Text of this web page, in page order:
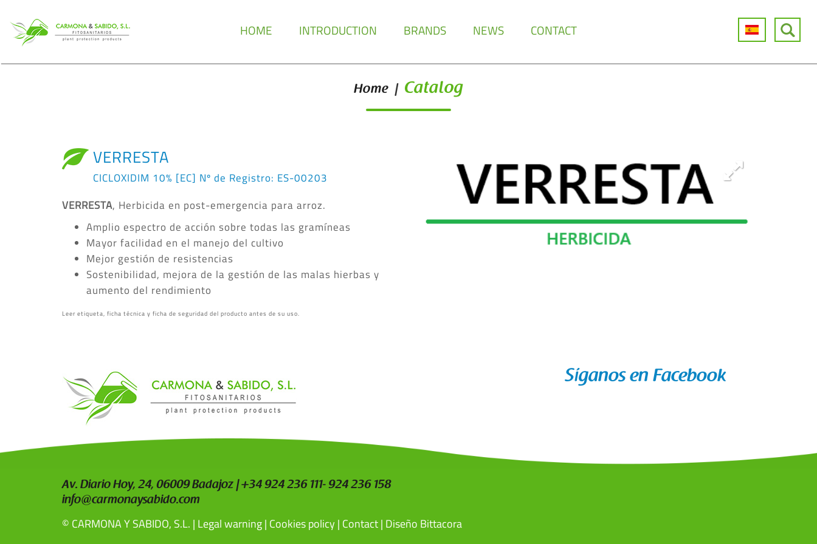
HOME INTRODUCTION BRANDS NEWS CONTACT
Home | Catalog
VERRESTA
CICLOXIDIM 10% [EC] Nº de Registro: ES-00203
VERRESTA, Herbicida en post-emergencia para arroz.
Amplio espectro de acción sobre todas las gramíneas
Mayor facilidad en el manejo del cultivo
Mejor gestión de resistencias
Sostenibilidad, mejora de la gestión de las malas hierbas y
aumento del rendimiento
Leer etiqueta, ficha técnica y ficha de seguridad del producto antes de su uso.
Síganos en Facebook
Av. Diario Hoy, 24, 06009 Badajoz | +34 924 236 111- 924 236 158
info@carmonaysabido.com
© CARMONA Y SABIDO, S.L. | Legal warning| Cookies policy| Contact| Diseño Bittacora